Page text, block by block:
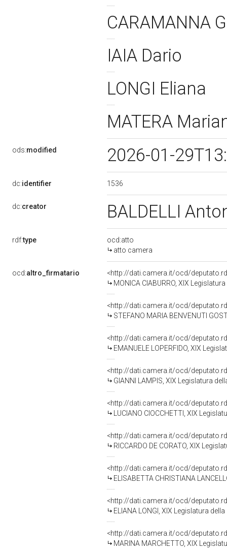
CARAMANNA
IAIA Dario
LONGI Eliana
MATERA
ods:modified 2026-01-
dc:identifier 1536
dc:creator BALDELLI
rdf:type
ocd:atto
atto camera
ocd:altro_firmatario
<http://dati.camera.it/ocd/
MONICA CIABURRO, XIX
<http://dati.camera.it/ocd/
STEFANO MARIA BENVENUTI
<http://dati.camera.it/ocd/
EMANUELE LOPERFIDO, XIX
<http://dati.camera.it/ocd/
GIANNI LAMPIS, XIX Legislatura
<http://dati.camera.it/ocd/
LUCIANO CIOCCHETTI, XIX
<http://dati.camera.it/ocd/
RICCARDO DE CORATO, XIX
<http://dati.camera.it/ocd/
ELISABETTA CHRISTIANA
<http://dati.camera.it/ocd/
ELIANA LONGI, XIX Legislatura
<http://dati.camera.it/ocd/
MARINA MARCHETTO, XIX